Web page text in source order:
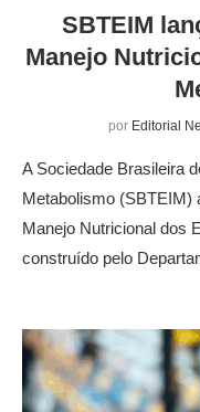
SBTEIM
Manejo
por Editorial
A Sociedade Brasileira
Metabolismo (SBTEIM)
Manejo Nutricional dos
construído pelo